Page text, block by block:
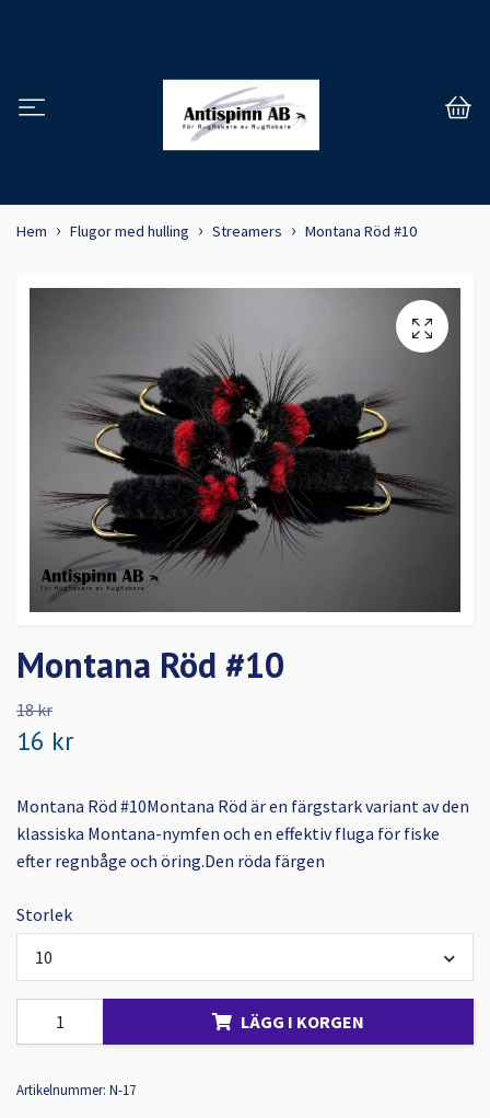
Hem Flugor med hulling Streamers Montana Röd #10
Montana Röd #10
18 kr
16 kr
Montana Röd #10Montana Röd är en färgstark variant av den
klassiska Montana-nymfen och en effektiv fluga för fiske
efter regnbåge och öring.Den röda färgen
Storlek
10
LÄGG I KORGEN
Artikelnummer: N-17